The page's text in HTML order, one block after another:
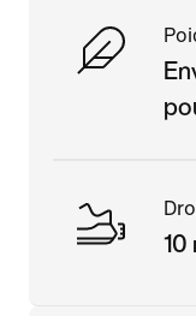
10